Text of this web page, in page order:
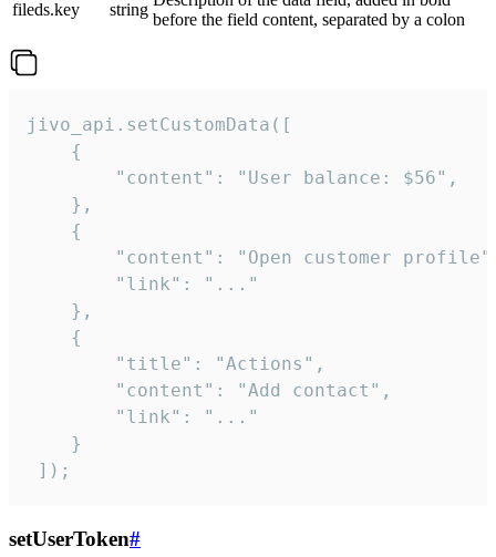
fileds.key
string
before the field content, separated by a colon
jivo_api.setCustomData([
    {
        "content": "User balance: $56",
    },
    {
"content": "Open customer
        "link": "..."
    },
    {
        "title": "Actions",
        "content": "Add contact",
        "link": "..."
    }
]);
setUserToken#